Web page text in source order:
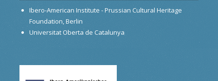
Ibero-American Institute - Prussian Cultural Heritage
Foundation, Berlin
Universitat Oberta de Catalunya